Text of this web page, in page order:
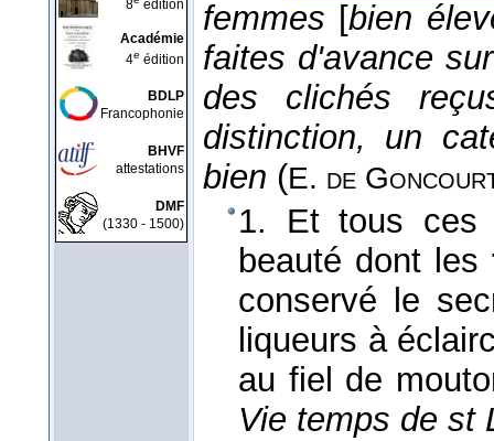
8
édition
Académie
4e édition
BDLP
Francophonie
BHVF
attestations
DMF
(1330 - 1500)
femmes [bien
faites d'avance
des clichés
distinction, un
bien (E. de
1. Et tous ces
beauté dont les
conservé le
liqueurs à
au fiel de
Vie temps de st